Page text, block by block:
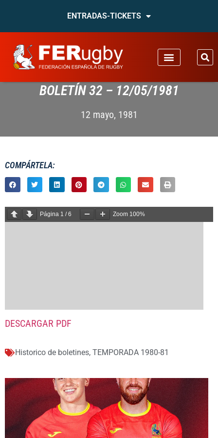
ENTRADAS-TICKETS
BOLETÍN 32 – 12/05/1981
12 mayo, 1981
COMPÁRTELA:
Página 1 /6 Zoom 100%
DESCARGAR PDF
Historico de boletines, TEMPORADA 1980-81